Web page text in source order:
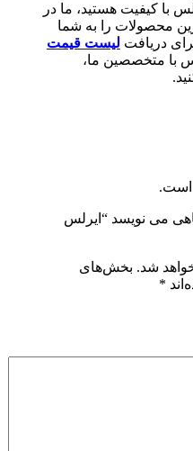
با کیفیت هستید، ما در
محصولات را به شما
دریافت لیست قیمت
با متخصصین ما،
است.
می نویسد “ایرلس
شد. بخش‌های
*